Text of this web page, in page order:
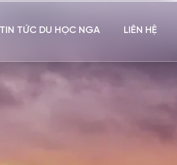
TIN TỨC DU HỌC NGA LIÊN HỆ